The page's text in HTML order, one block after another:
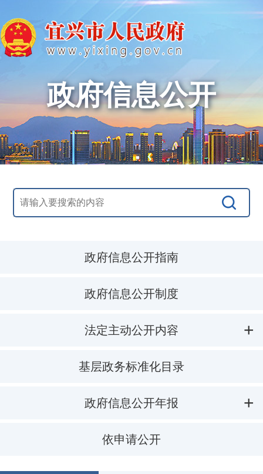
政府信息公开
政府信息公开指南
政府信息公开制度
法定主动公开内容
基层政务标准化目录
政府信息公开年报
依申请公开